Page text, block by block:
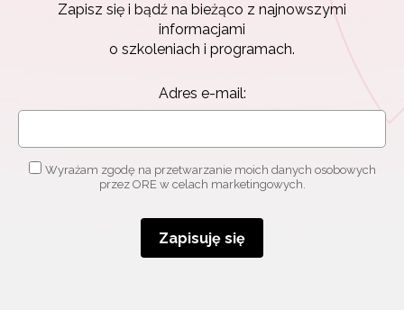
Zapisz się i bądź na bieżąco z najnowszymi
informacjami
o szkoleniach i programach.
Adres e-mail:
Wyrażam zgodę na przetwarzanie moich danych osobowych
przez ORE w celach marketingowych.
Zapisuję się